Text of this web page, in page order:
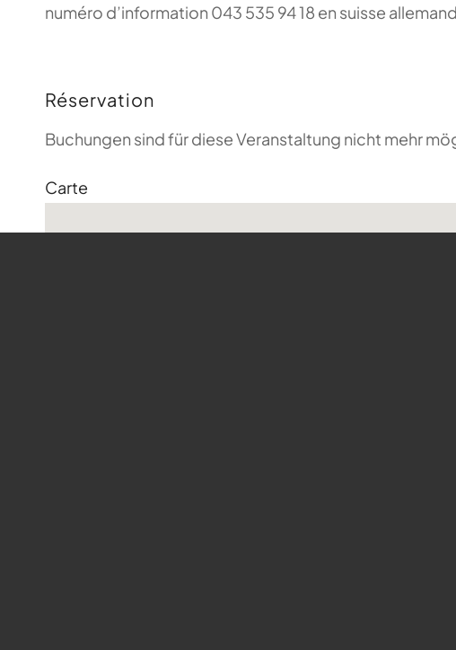
numéro d’information 043 535 94 18 en suisse allemand.
Réservation
Buchungen sind für diese Veranstaltung nicht mehr
Carte